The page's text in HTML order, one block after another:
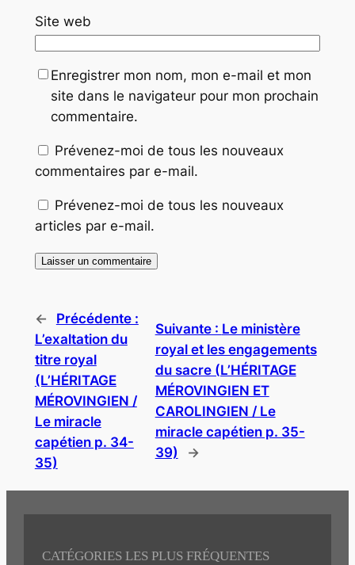
Site web
Enregistrer mon nom, mon e-mail et mon
site dans le navigateur pour mon prochain
commentaire.
Prévenez-moi de tous les nouveaux
commentaires par e-mail.
Prévenez-moi de tous les nouveaux
articles par e-mail.
←
Précédente :
L’exaltation du
titre royal
(L’HÉRITAGE
MÉROVINGIEN /
Le miracle
capétien p. 34-
35)
Suivante : Le ministère
royal et les engagements
du sacre (L’HÉRITAGE
MÉROVINGIEN ET
CAROLINGIEN / Le
miracle capétien p. 35-
39)
→
CATÉGORIES LES PLUS FRÉQUENTES